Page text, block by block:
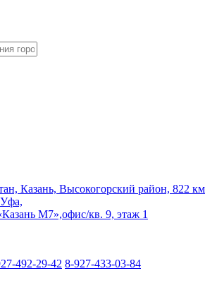
Казань, Высокогорский район, 822 км
М7»,офис/кв. 9, этаж 1
492-29-42 8-927-433-03-84